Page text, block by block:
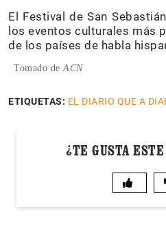
El Festival de San
los eventos culturales más
de los países de habla
Tomado deACN
ETIQUETAS: EL DIARIO QUE A
¿TE GUSTA